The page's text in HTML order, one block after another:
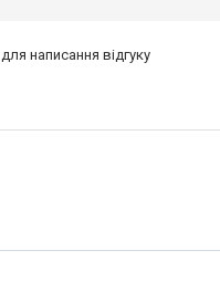
для написання відгуку